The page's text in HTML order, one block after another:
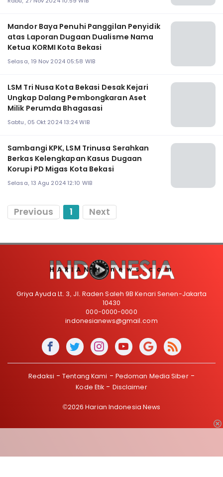
Mandor Baya Penuhi Panggilan Penyidik
atas Laporan Dugaan Dualisme Nama
Ketua KORMI Kota Bekasi
Selasa, 19 Nov 2024 05:58 WIB
LSM Tri Nusa Kota Bekasi Desak Kejari
Ungkap Dalang Pembongkaran Aset
Milik Perumda Bhagasasi
Sabtu, 05 Okt 2024 13:24 WIB
Sambangi KPK, LSM Trinusa Serahkan
Berkas Kelengkapan Kasus Dugaan
Korupi PD Migas Kota Bekasi
Selasa, 13 Agu 2024 12:10 WIB
Previous 1 Next
Griya Ayuda Lt. 3, Jl. Raden Saleh 9B Kenari Senen-Jakarta
10430
000-0000-0000
indonesianews@gmail.com
Redaksi Tentang Kami
Pedoman Media Siber
Kode Etik
Disclaimer
©2026 Harian Indonesia News